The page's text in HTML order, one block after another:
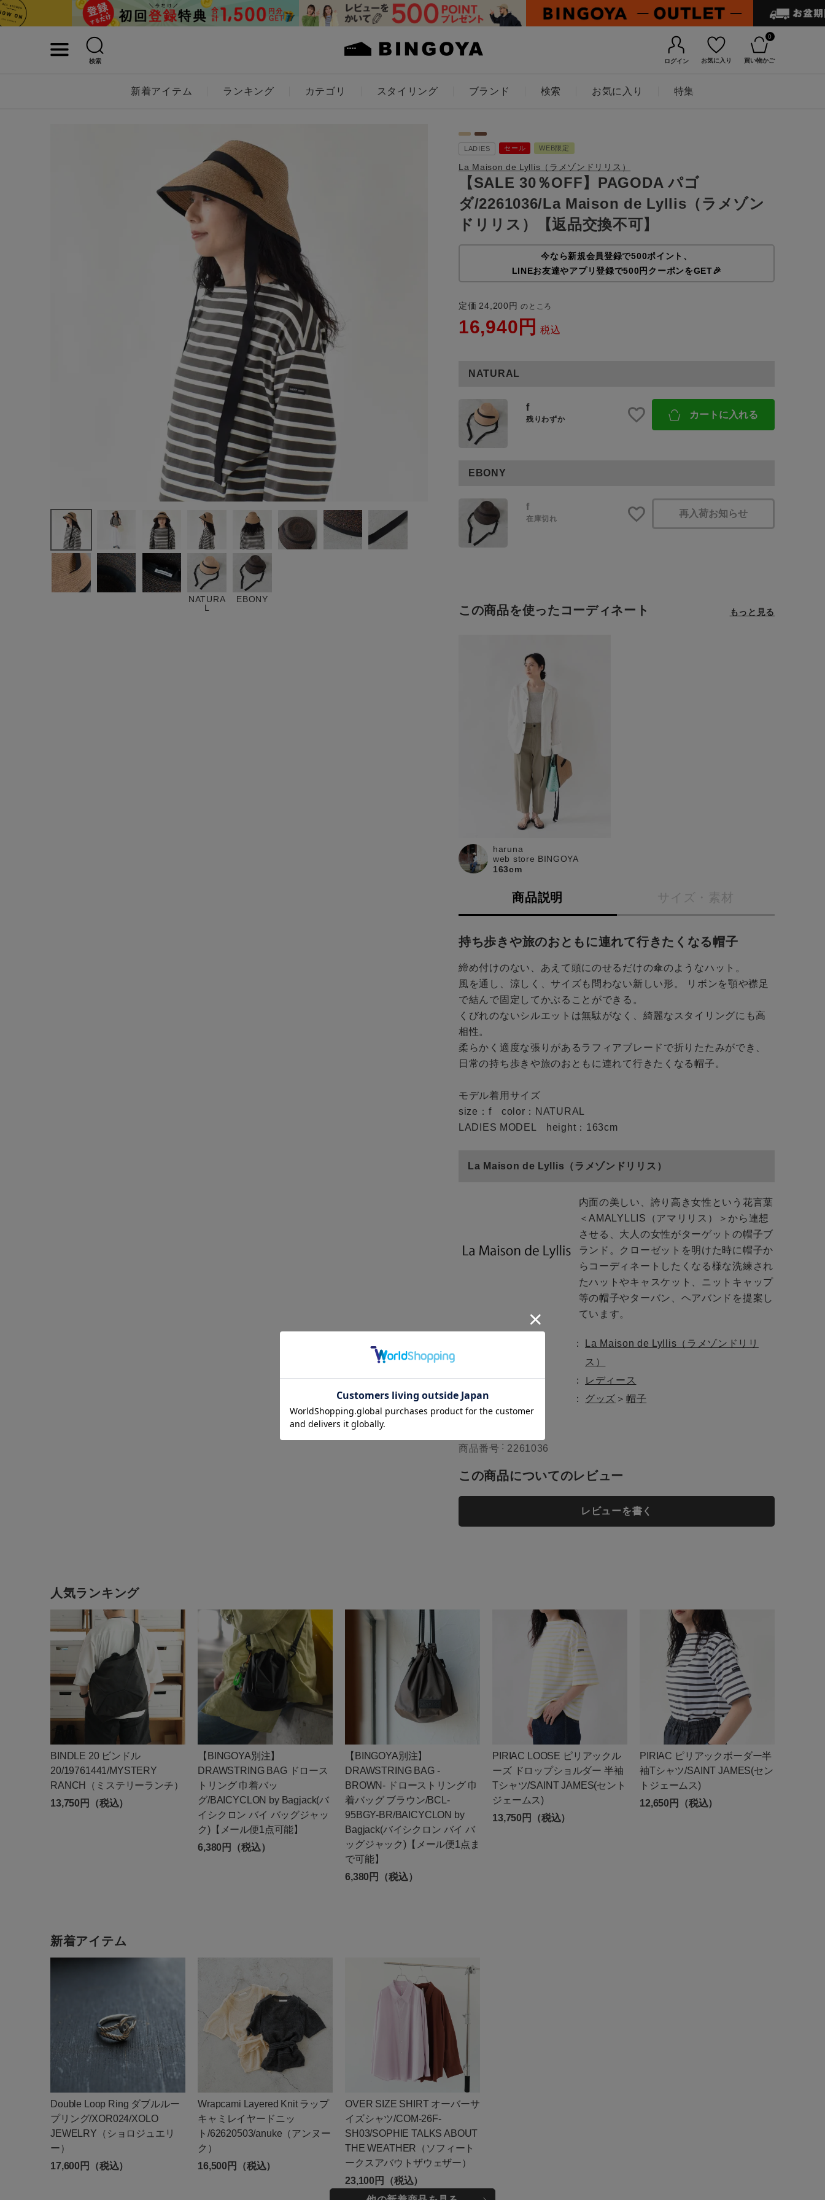
検索 ログイン お気に入り
0
買い物かご
新着アイテム ランキング カテゴリ スタイリング ブランド 検索 お気に入り 特集
ゲスト様
ログイン / マイページ
お気に入りアイテム
スタイリングから探す 採用情報
お知らせ・ご利用ガイド
無料公式アプリダウンロード
性別
MENS LADIES
ブランド
～
通常商品
在庫あり
close
close
close
f
カートに入れる
f
在庫切れ
NATURA
L
EBONY
LADIES セール WEB限定
La Maison de Lyllis（ラメゾンドリリス）
【SALE 30％OFF】PAGODA パゴ
ダ/2261036/La Maison de Lyllis（ラメゾン
ドリリス）【返品交換不可】
今なら新規会員登録で500ポイント、
LINEお友達やアプリ登録で500円クーポンをGET🎉
定価 24,200 のところ
16,940 税込
NATURAL
f
残りわずか カートに入れる
EBONY
f
在庫切れ 再入荷お知らせ
この商品を使ったコーディネート
haruna
web store BINGOYA
163cm
もっと見る
商品説明 サイズ・素材
持ち歩きや旅のおともに連れて行きたくなる帽子
締め付けのない、あえて頭にのせるだけの傘のようなハット。
風を通し、涼しく、サイズも問わない新しい形。 リボンを顎や襟足
で結んで固定してかぶることができる。
くびれのないシルエットは無駄がなく、綺麗なスタイリングにも高
相性。
柔らかく適度な張りがあるラフィアブレードで折りたたみができ、
日常の持ち歩きや旅のおともに連れて行きたくなる帽子。
モデル着用サイズ
size：f color：NATURAL
LADIES MODEL height：163cm
La Maison de Lyllis（ラメゾンドリリス）
内面の美しい、誇り高き女性という花言葉
＜AMALYLLIS（アマリリス）＞から連想
させる、大人の女性がターゲットの帽子ブ
ランド。クローゼットを明けた時に帽子か
らコーディネートしたくなる様な洗練され
たハットやキャスケット、ニットキャップ
等の帽子やターバン、ヘアバンドを提案し
ています。
La Maison de Lyllis（ラメゾンドリリ
ス）
性別タイプ
レディース
関連カテゴリ
グッズ ＞ 帽子
商品番号 2261036
この商品についてのレビュー
レビューを書く
人気ランキング
BINDLE 20 ビンドル
20/19761441/MYSTERY
RANCH（ミステリーランチ）
13,750円（税込）
【BINGOYA別注】
DRAWSTRING BAG ドロース
トリング 巾着バッ
グ/BAICYCLON by Bagjack(バ
イシクロン バイ バッグジャッ
ク)【メール便1点可能】
6,380円（税込）
【BINGOYA別注】
DRAWSTRING BAG -
BROWN- ドローストリング 巾
着バッグ ブラウン/BCL-
95BGY-BR/BAICYCLON by
Bagjack(バイシクロン バイ バ
ッグジャック)【メール便1点ま
で可能】
6,380円（税込）
PIRIAC LOOSE ピリアックル
ーズ ドロップショルダー 半袖
Tシャツ/SAINT JAMES(セント
ジェームス)
13,750円（税込）
PIRIAC ピリアックボーダー半
袖Tシャツ/SAINT JAMES(セン
トジェームス)
12,650円（税込）
新着アイテム
Double Loop Ring ダブルルー
プリング/XOR024/XOLO
JEWELRY（ショロジュエリ
ー）
17,600円（税込）
Wrapcami Layered Knit ラップ
キャミレイヤードニッ
ト/62620503/anuke（アンヌー
ク）
16,500円（税込）
OVER SIZE SHIRT オーバーサ
イズシャツ/COM-26F-
SH03/SOPHIE TALKS ABOUT
THE WEATHER（ソフィート
ークスアバウトザウェザー）
23,100円（税込）